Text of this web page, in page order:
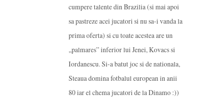
cumpere talente din Brazilia (si mai apoi
sa pastreze acei jucatori si nu sa-i vanda la
prima oferta) si cu toate acestea are un
,,palmares” inferior lui Jenei, Kovacs si
Iordanescu. Si-a batut joc si de nationala,
Steaua domina fotbalul european in anii
80 iar el chema jucatori de la Dinamo :))